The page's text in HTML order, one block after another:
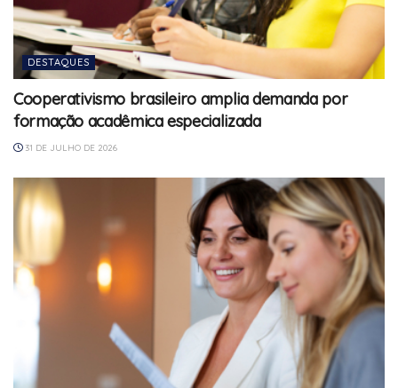
DESTAQUES
Cooperativismo brasileiro amplia demanda por
formação acadêmica especializada
31 DE JULHO DE 2026